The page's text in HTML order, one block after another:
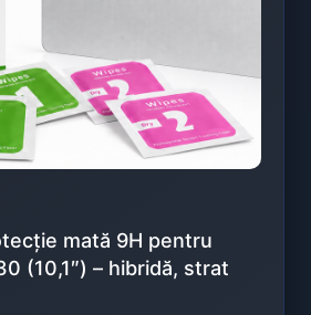
mată 9H pentru
(10,1″) – hibridă, strat